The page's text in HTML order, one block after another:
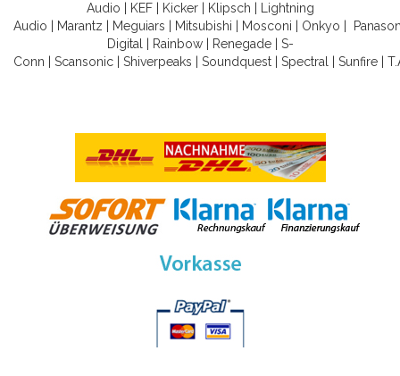
Audio
KEF| Kicker| Klipsch
Lightning
Audio
Marantz Meguiars Mitsubishi Mosconi Onkyo
Digital
Rainbow| Renegade| S-
Conn
Scansonic Shiverpeaks Soundquest Spectral Sunfire